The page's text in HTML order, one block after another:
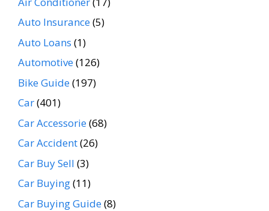
Auto Insurance(5)
Auto Loans (1)
Automotive(126)
Bike Guide(197)
Car(401)
Car Accessorie(68)
Car Accident(26)
Car Buy Sell (3)
Car Buying(11)
Car Buying Guide(8)